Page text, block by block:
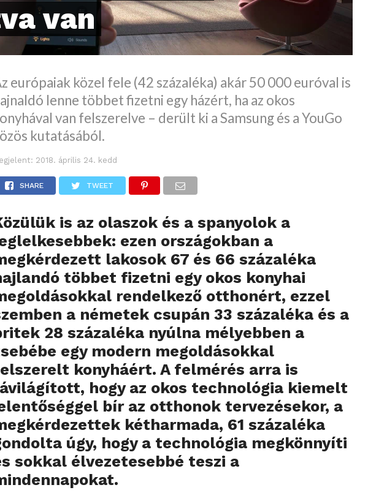
van
európaiak közel fele (42 százaléka) akár 50 000 euróval is
lenne többet fizetni egy házért, ha az okos
van felszerelve – derült ki a Samsung és a YouGo
kutatásából.
2018. április 24. kedd
SHARE TWEET
is az olaszok és a spanyolok a
ezen országokban a
lakosok 67 és 66 százaléka
többet fizetni egy okos konyhai
rendelkező otthonért, ezzel
a németek csupán 33 százaléka és a
28 százaléka nyúlna mélyebben a
egy modern megoldásokkal
konyháért. A felmérés arra is
hogy az okos technológia kiemelt
bír az otthonok tervezésekor, a
kétharmada, 61 százaléka
úgy, hogy a technológia megkönnyíti
sokkal élvezetesebbé teszi a